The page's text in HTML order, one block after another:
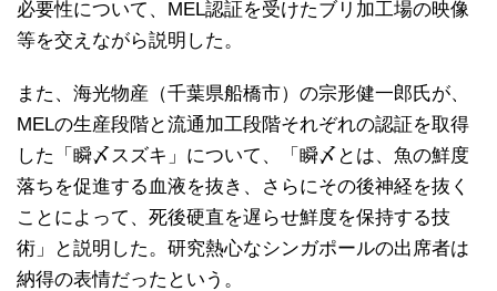
必要性について、MEL認証を受けたブリ加工場の映像
等を交えながら説明した。
また、海光物産（千葉県船橋市）の宗形健一郎氏が、
MELの生産段階と流通加工段階それぞれの認証を取得
した「瞬〆スズキ」について、「瞬〆とは、魚の鮮度
落ちを促進する血液を抜き、さらにその後神経を抜く
ことによって、死後硬直を遅らせ鮮度を保持する技
術」と説明した。研究熱心なシンガポールの出席者は
納得の表情だったという。